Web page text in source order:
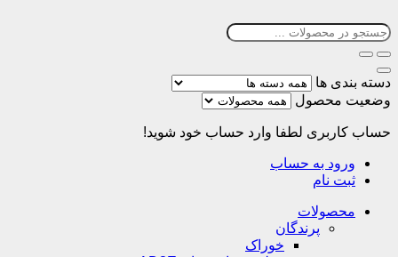
دسته بندی ها
وضعیت محصول
حساب کاربری لطفا وارد حساب خود شوید!
ورود به حساب
ثبت نام
محصولات
پرندگان
خوراک